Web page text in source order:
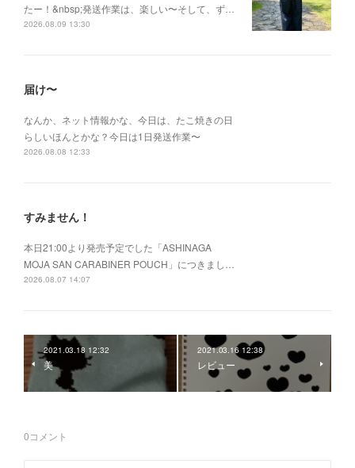
たー！&nbsp;発送作業は、楽しい〜そして、ず…
2026.08.09 13:30
届け〜
なんか、ネット情報かな、今日は、たこ焼きの日
らしいほんとかな？今日は1日発送作業〜
2026.08.08 12:33
すみません！
本日21:00より発売予定でした「ASHINAGA
MOJA SAN CARABINER POUCH」につきまし…
2026.08.07 14:07
2021.03.18 12:32
美
2021.03.16 12:38
レビュー
0コメント